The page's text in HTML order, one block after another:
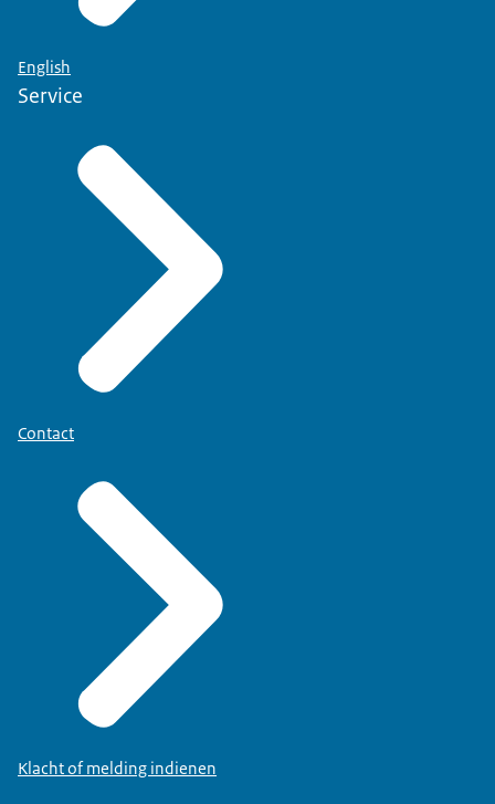
English
Service
Contact
Klacht of melding indienen